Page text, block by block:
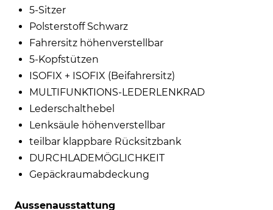
5-Sitzer
Polsterstoff Schwarz
Fahrersitz höhenverstellbar
5-Kopfstützen
ISOFIX + ISOFIX (Beifahrersitz)
MULTIFUNKTIONS-LEDERLENKRAD
Lederschalthebel
Lenksäule höhenverstellbar
teilbar klappbare Rücksitzbank
DURCHLADEMÖGLICHKEIT
Gepäckraumabdeckung
Aussenausstattung